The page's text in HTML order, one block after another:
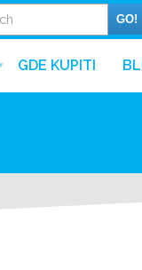
GO!
GDE KUPITI